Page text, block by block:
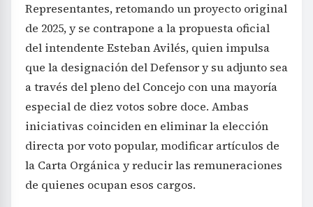
Representantes, retomando un proyecto original
de 2025, y se contrapone a la propuesta oficial
del intendente Esteban Avilés, quien impulsa
que la designación del Defensor y su adjunto sea
a través del pleno del Concejo con una mayoría
especial de diez votos sobre doce. Ambas
iniciativas coinciden en eliminar la elección
directa por voto popular, modificar artículos de
la Carta Orgánica y reducir las remuneraciones
de quienes ocupan esos cargos.